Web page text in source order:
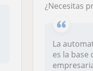
¿Necesitas preparar las
La
es la base